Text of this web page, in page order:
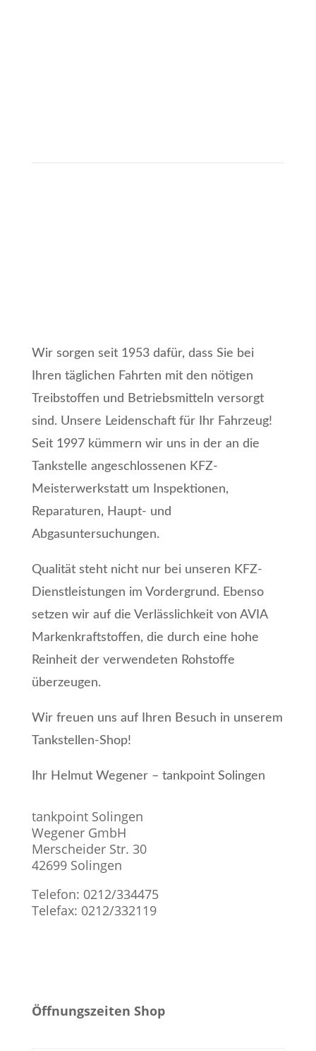
Wir sorgen seit 1953 dafür, dass Sie bei
Ihren täglichen Fahrten mit den nötigen
Treibstoffen und Betriebsmitteln versorgt
sind. Unsere Leidenschaft für Ihr Fahrzeug!
Seit 1997 kümmern wir uns in der an die
Tankstelle angeschlossenen KFZ-
Meisterwerkstatt um Inspektionen,
Reparaturen, Haupt- und
Abgasuntersuchungen.
Qualität steht nicht nur bei unseren KFZ-
Dienstleistungen im Vordergrund. Ebenso
setzen wir auf die Verlässlichkeit von AVIA
Markenkraftstoffen, die durch eine hohe
Reinheit der verwendeten Rohstoffe
überzeugen.
Wir freuen uns auf Ihren Besuch in unserem
Tankstellen-Shop!
Ihr Helmut Wegener – tankpoint Solingen
tankpoint Solingen
Wegener GmbH
Merscheider Str. 30
42699 Solingen
Telefon: 0212/334475
Telefax: 0212/332119
Öffnungszeiten Shop